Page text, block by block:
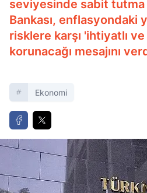
seviyesinde sabit tutma
Bankası, enflasyondaki
risklere karşı 'ihtiyatlı ve
korunacağı mesajını
Ekonomi